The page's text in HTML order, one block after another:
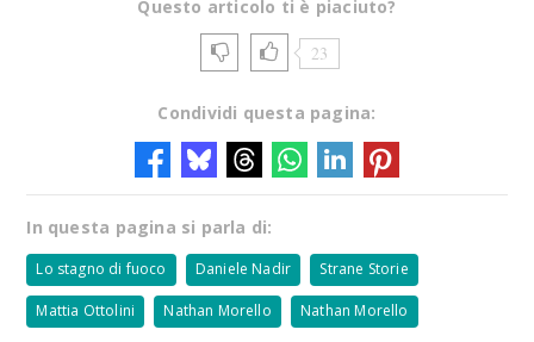
Questo articolo ti è piaciuto?
23
Condividi questa pagina:
In questa pagina si parla di:
Lo stagno di fuoco Daniele Nadir Strane Storie
Mattia Ottolini Nathan Morello Nathan Morello